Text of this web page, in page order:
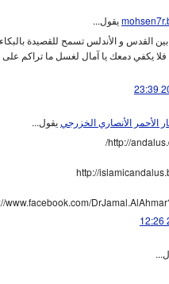
يقول...
القدس و الأندلس تسمح للقصيدة
يكفي دمعك يا آمال لغسل ما تراكم
الأحمر الأنصاري الخزرجييقول...
http://
http://
www.facebook.com/